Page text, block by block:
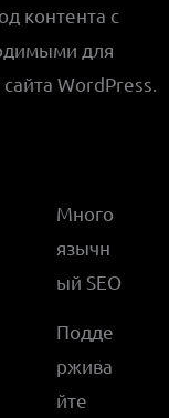
контента с
для
WordPress.
Много
язычн
ый SEO
Подде
ржива
йте